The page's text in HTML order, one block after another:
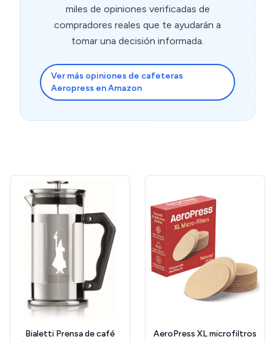
miles de opiniones verificadas de
compradores reales que te ayudarán a
tomar una decisión informada.
Ver más opiniones de cafeteras
Aeropress en Amazon
Bialetti Prensa de café
AeroPress XL microfiltros